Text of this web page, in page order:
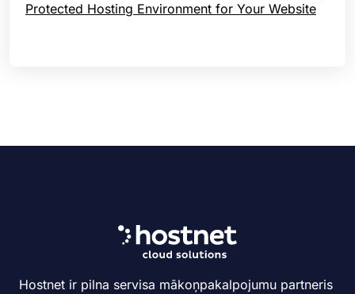
Protected Hosting Environment for Your Website
Hostnet ir pilna servisa mākoņpakalpojumu partneris